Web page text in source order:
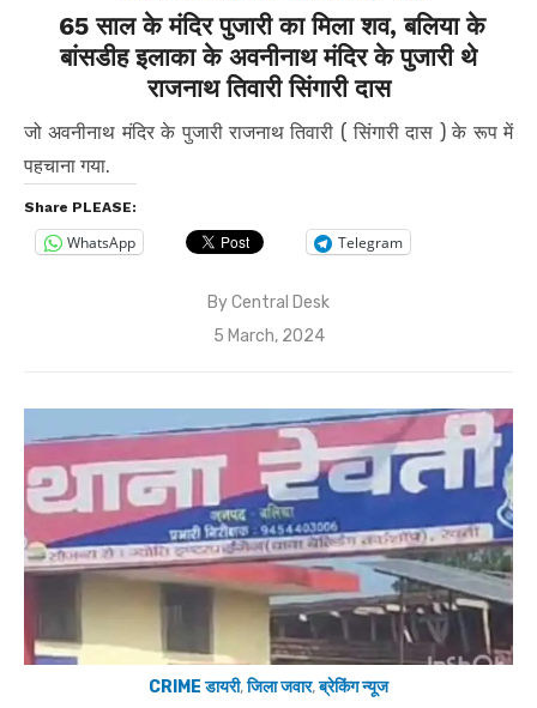
65 साल के मंदिर पुजारी का मिला शव, बलिया के
बांसडीह इलाका के अवनीनाथ मंदिर के पुजारी थे
राजनाथ तिवारी सिंगारी दास
जो अवनीनाथ मंदिर के पुजारी राजनाथ तिवारी ( सिंगारी दास ) के रूप में
पहचाना गया.
Share PLEASE:
WhatsApp Telegram
ByCentral Desk
Posted
5 March, 2024
CRIME डायरी,जिला जवार,ब्रेकिंग न्यूज